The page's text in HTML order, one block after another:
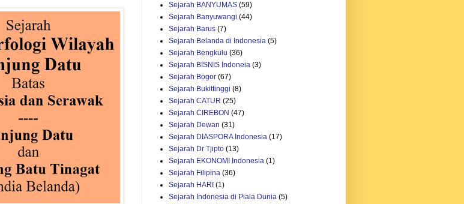
Sejarah BANYUMAS (59)
Sejarah Banyuwangi (44)
Sejarah Barus (7)
Sejarah Belanda di Indonesia (5)
Sejarah Bengkulu (36)
Sejarah BISNIS Indoneia (3)
Sejarah Bogor (67)
Sejarah Bukittinggi (8)
Sejarah CATUR (25)
Sejarah CIREBON (47)
Sejarah Dewan (31)
Sejarah DIASPORA Indonesia (17)
Sejarah Dr Tjipto (13)
Sejarah EKONOMI Indonesia (1)
Sejarah Filipina (36)
Sejarah HARI (1)
Sejarah Indonesia di Piala Dunia (5)